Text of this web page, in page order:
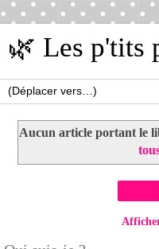
🌿 Les p'tits
Aucun article portant le